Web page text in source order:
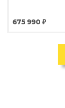
675 990 ₽